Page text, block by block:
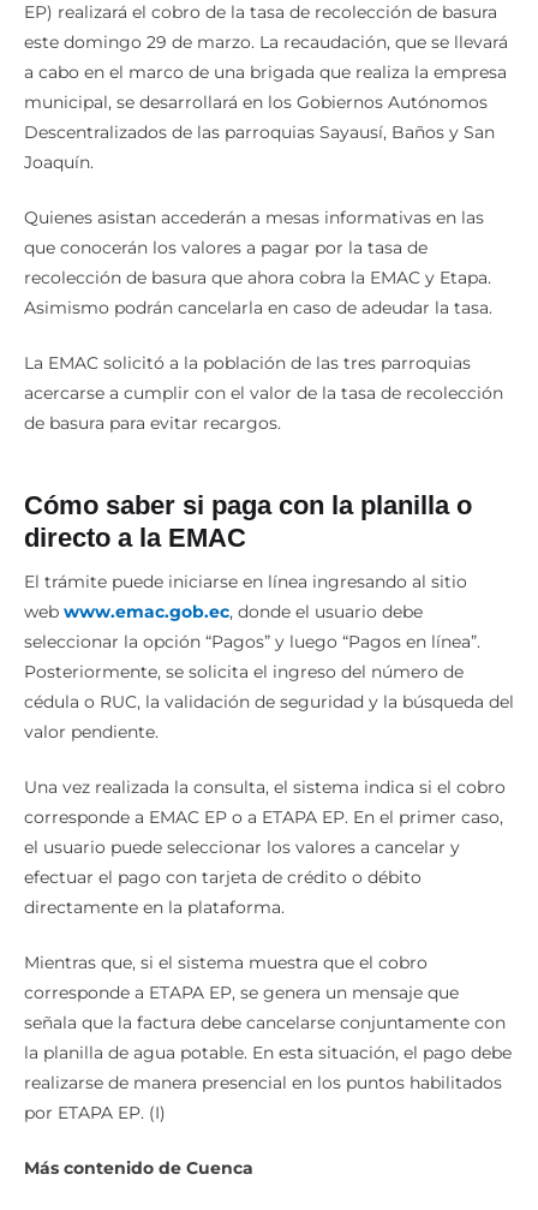
EP) realizará el cobro de la tasa de recolección de basura
este domingo 29 de marzo. La recaudación, que se llevará
a cabo en el marco de una brigada que realiza la empresa
municipal, se desarrollará en los Gobiernos Autónomos
Descentralizados de las parroquias Sayausí, Baños y San
Joaquín.
Quienes asistan accederán a mesas informativas en las
que conocerán los valores a pagar por la tasa de
recolección de basura que ahora cobra la EMAC y Etapa.
Asimismo podrán cancelarla en caso de adeudar la tasa.
La EMAC solicitó a la población de las tres parroquias
acercarse a cumplir con el valor de la tasa de recolección
de basura para evitar recargos.
Cómo saber si paga con la planilla o
directo a la EMAC
El trámite puede iniciarse en línea ingresando al sitio
web www.emac.gob.ec, donde el usuario debe
seleccionar la opción “Pagos” y luego “Pagos en línea”.
Posteriormente, se solicita el ingreso del número de
cédula o RUC, la validación de seguridad y la búsqueda del
valor pendiente.
Una vez realizada la consulta, el sistema indica si el cobro
corresponde a EMAC EP o a ETAPA EP. En el primer caso,
el usuario puede seleccionar los valores a cancelar y
efectuar el pago con tarjeta de crédito o débito
directamente en la plataforma.
Mientras que, si el sistema muestra que el cobro
corresponde a ETAPA EP, se genera un mensaje que
señala que la factura debe cancelarse conjuntamente con
la planilla de agua potable. En esta situación, el pago debe
realizarse de manera presencial en los puntos habilitados
por ETAPA EP. (I)
Más contenido de Cuenca